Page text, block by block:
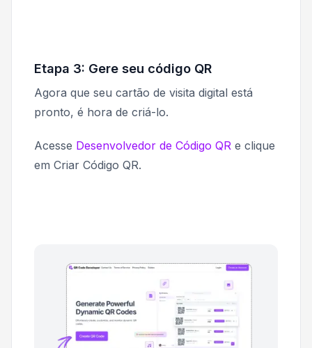
Etapa 3: Gere seu código QR
Agora que seu cartão de visita digital está
pronto, é hora de criá-lo.
Acesse Desenvolvedor de Código QR e clique
em Criar Código QR.